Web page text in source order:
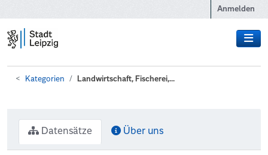
Anmelden
Kategorien Landwirtschaft, Fischerei,...
Datensätze Über uns